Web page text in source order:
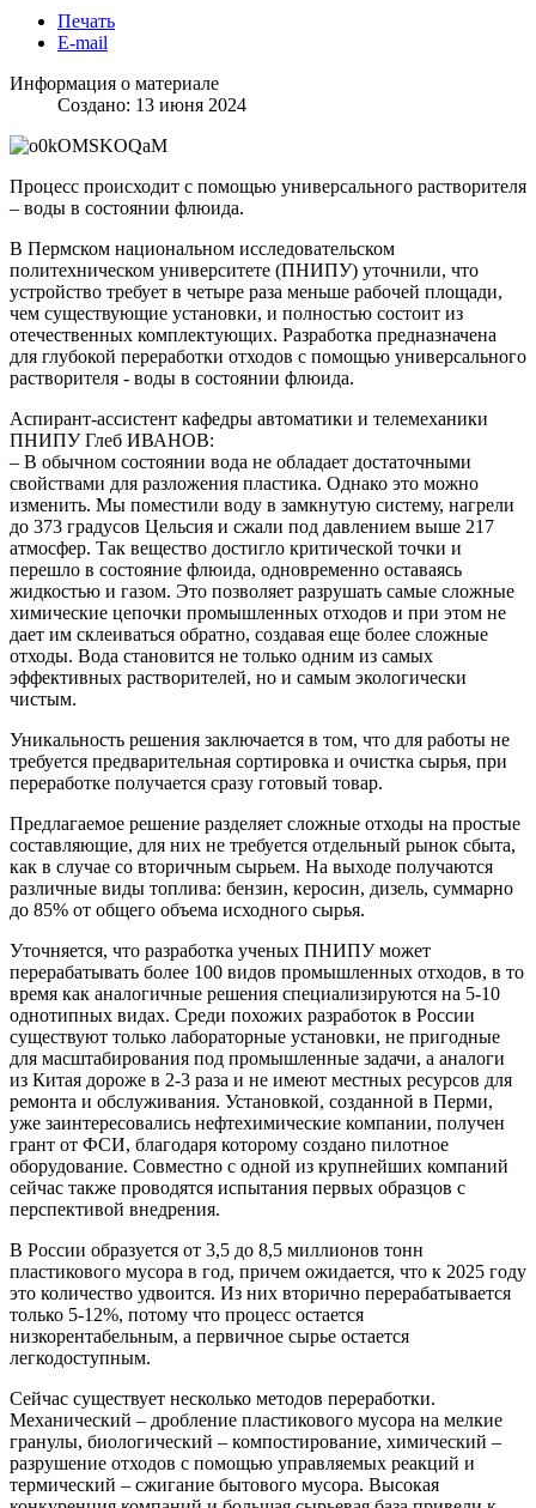
Печать
E-mail
Информация о материале
Создано: 13 июня 2024
Процесс происходит с помощью универсального растворителя
– воды в состоянии флюида.
В Пермском национальном исследовательском
политехническом университете (ПНИПУ) уточнили, что
устройство требует в четыре раза меньше рабочей площади,
чем существующие установки, и полностью состоит из
отечественных комплектующих. Разработка предназначена
для глубокой переработки отходов с помощью универсального
растворителя - воды в состоянии флюида.
Аспирант-ассистент кафедры автоматики и телемеханики
ПНИПУ Глеб ИВАНОВ:
– В обычном состоянии вода не обладает достаточными
свойствами для разложения пластика. Однако это можно
изменить. Мы поместили воду в замкнутую систему, нагрели
до 373 градусов Цельсия и сжали под давлением выше 217
атмосфер. Так вещество достигло критической точки и
перешло в состояние флюида, одновременно оставаясь
жидкостью и газом. Это позволяет разрушать самые сложные
химические цепочки промышленных отходов и при этом не
дает им склеиваться обратно, создавая еще более сложные
отходы. Вода становится не только одним из самых
эффективных растворителей, но и самым экологически
чистым.
Уникальность решения заключается в том, что для работы не
требуется предварительная сортировка и очистка сырья, при
переработке получается сразу готовый товар.
Предлагаемое решение разделяет сложные отходы на простые
составляющие, для них не требуется отдельный рынок сбыта,
как в случае со вторичным сырьем. На выходе получаются
различные виды топлива: бензин, керосин, дизель, суммарно
до 85% от общего объема исходного сырья.
Уточняется, что разработка ученых ПНИПУ может
перерабатывать более 100 видов промышленных отходов, в то
время как аналогичные решения специализируются на 5-10
однотипных видах. Среди похожих разработок в России
существуют только лабораторные установки, не пригодные
для масштабирования под промышленные задачи, а аналоги
из Китая дороже в 2-3 раза и не имеют местных ресурсов для
ремонта и обслуживания. Установкой, созданной в Перми,
уже заинтересовались нефтехимические компании, получен
грант от ФСИ, благодаря которому создано пилотное
оборудование. Совместно с одной из крупнейших компаний
сейчас также проводятся испытания первых образцов с
перспективой внедрения.
В России образуется от 3,5 до 8,5 миллионов тонн
пластикового мусора в год, причем ожидается, что к 2025 году
это количество удвоится. Из них вторично перерабатывается
только 5-12%, потому что процесс остается
низкорентабельным, а первичное сырье остается
легкодоступным.
Сейчас существует несколько методов переработки.
Механический – дробление пластикового мусора на мелкие
гранулы, биологический – компостирование, химический –
разрушение отходов с помощью управляемых реакций и
термический – сжигание бытового мусора. Высокая